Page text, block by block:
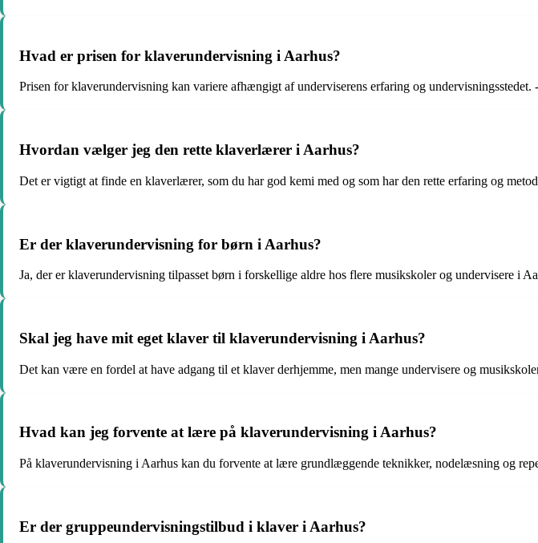
Hvad er prisen for klaverundervisning i Aarhus?
Prisen for klaverundervisning kan variere afhængigt af underviserens erfaring og undervisningsstedet.
Hvordan vælger jeg den rette klaverlærer i Aarhus?
Det er vigtigt at finde en klaverlærer, som du har god kemi med og som har den rette erfaring og
Er der klaverundervisning for børn i Aarhus?
Ja, der er klaverundervisning tilpasset børn i forskellige aldre hos flere musikskoler og undervisere i
Skal jeg have mit eget klaver til klaverundervisning i Aarhus?
Det kan være en fordel at have adgang til et klaver derhjemme, men mange undervisere og
Hvad kan jeg forvente at lære på klaverundervisning i Aarhus?
På klaverundervisning i Aarhus kan du forvente at lære grundlæggende teknikker, nodelæsning og
Er der gruppeundervisningstilbud i klaver i Aarhus?